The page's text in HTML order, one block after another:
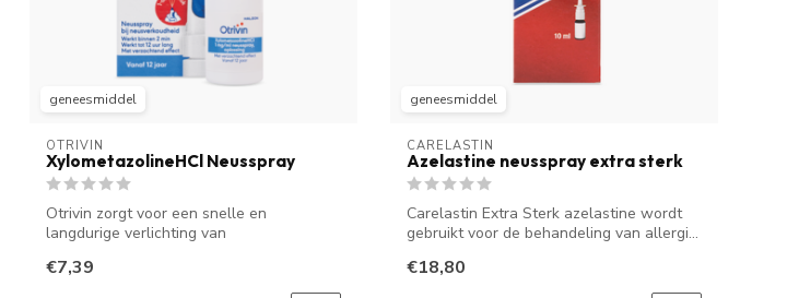
geneesmiddel
OTRIVIN
XylometazolineHCl Neusspray
Otrivin zorgt voor een snelle en
langdurige verlichting van
€7,39
geneesmiddel
CARELASTIN
Azelastine neusspray extra sterk
Carelastin Extra Sterk azelastine wordt
gebruikt voor de behandeling van allergi...
€18,80